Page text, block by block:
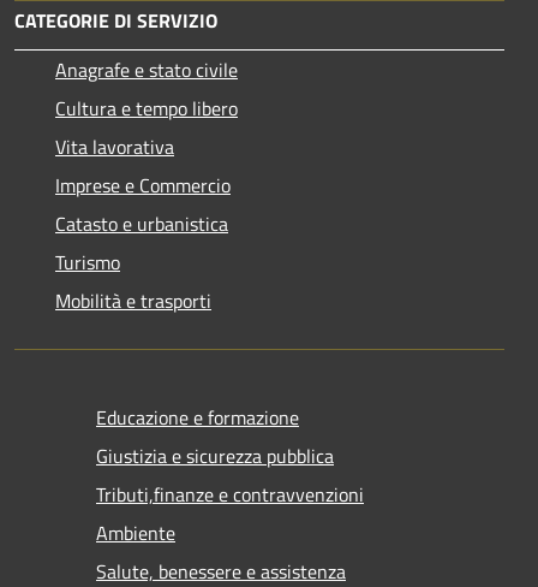
CATEGORIE DI SERVIZIO
Anagrafe e stato civile
Cultura e tempo libero
Vita lavorativa
Imprese e Commercio
Catasto e urbanistica
Turismo
Mobilità e trasporti
Educazione e formazione
Giustizia e sicurezza pubblica
Tributi,finanze e contravvenzioni
Ambiente
Salute, benessere e assistenza